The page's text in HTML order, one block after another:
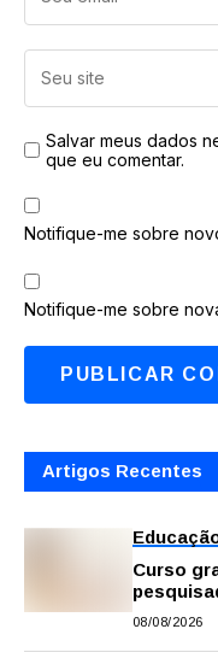
Salvar meus dados
que eu comentar.
Notifique-me sobre
Notifique-me sobre
Artigos Recentes
Curso
inscrever
08/08/2026